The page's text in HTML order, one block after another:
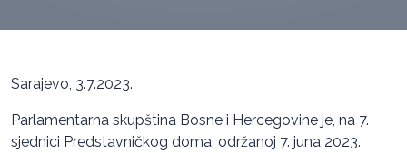
Sarajevo, 3.7.2023.
Parlamentarna skupština Bosne i Hercegovine je, na 7.
sjednici Predstavničkog doma, održanoj 7. juna 2023.